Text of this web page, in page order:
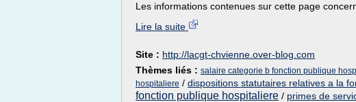
Les informations contenues sur cette page
Lire la suite
Site : http://lacgt-chvienne.over-blog.com
Thèmes liés : salaire categorie b fonction publique
hospitaliere / dispositions statutaires relatives a la
fonction publique hospitaliere / primes de